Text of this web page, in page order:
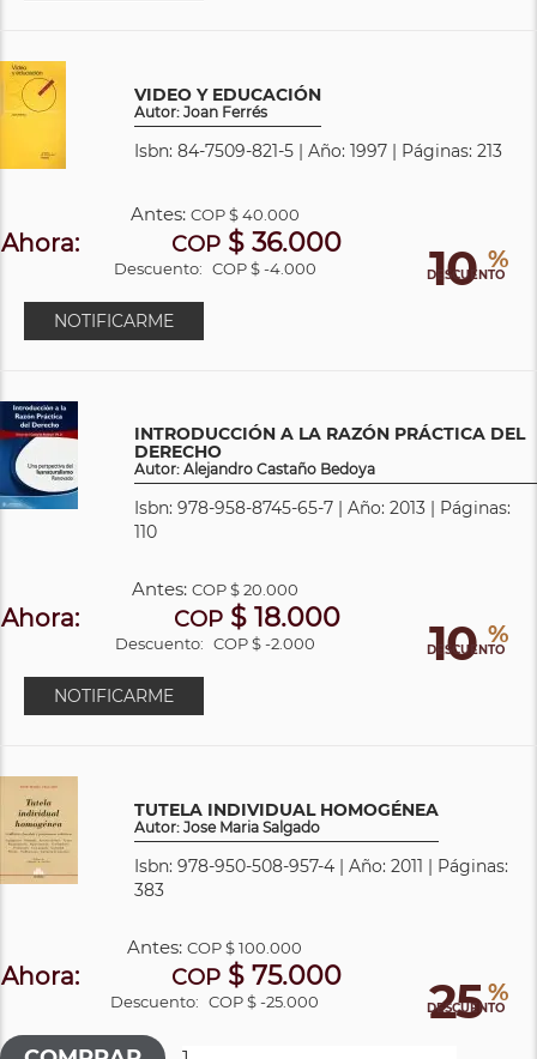
VIDEO Y EDUCACIÓN
Autor: Joan Ferrés
Isbn: 84-7509-821-5 | Año: 1997 | Páginas: 213
10 %
DESCUENTO
Antes: COP$ 40.000
Ahora: COP $ 36.000
Descuento: COP $ -4.000
NOTIFICARME
INTRODUCCIÓN A LA RAZÓN PRÁCTICA DEL
DERECHO
Autor: Alejandro Castaño Bedoya
Isbn: 978-958-8745-65-7 | Año: 2013 | Páginas:
110
10 %
DESCUENTO
Antes: COP$ 20.000
Ahora: COP$ 18.000
Descuento: COP $ -2.000
NOTIFICARME
TUTELA INDIVIDUAL HOMOGÉNEA
Autor: Jose Maria Salgado
Isbn: 978-950-508-957-4 | Año: 2011 | Páginas:
383
25 %
DESCUENTO
Antes:COP$ 100.000
Ahora: COP $ 75.000
Descuento: COP $ -25.000